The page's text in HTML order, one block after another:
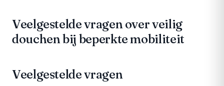
Veelgestelde vragen over veilig
douchen bij beperkte mobiliteit
Veelgestelde vragen